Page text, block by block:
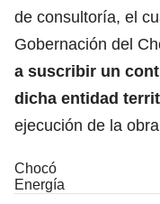
de consultoría, el
Gobernación del
a suscribir un
dicha entidad
ejecución de la
Chocó
Energía